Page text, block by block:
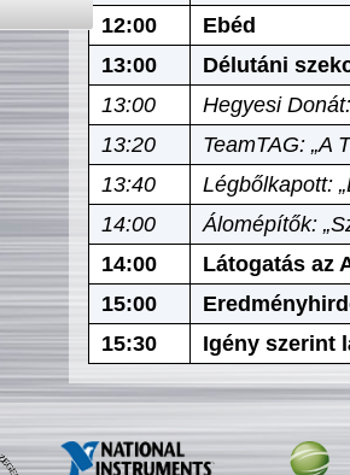
12:00
Ebéd
13:00
Délutáni
13:00
Hegyesi
13:20
TeamTAG: „A
13:40
Légbőlkapott:
14:00
Álomépítők:
14:00
Látogatás az
15:00
15:30
Igény szerint